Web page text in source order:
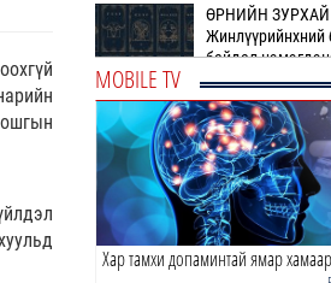
ӨРНИЙН ЗУРХАЙ
Жинлүүрийнхний
байдал
ӨГЛӨӨНИЙ
0 |
Газрын тосны
MOBILE TV
Хар тамхи допаминтай ямар